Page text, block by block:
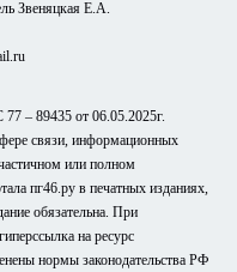
Звеняцкая Е.А.
– 89435 от 06.05.2025г.
связи, информационных
или полном
пг46.ру в печатных изданиях,
обязательна. При
на ресурс
нормы законодательства РФ